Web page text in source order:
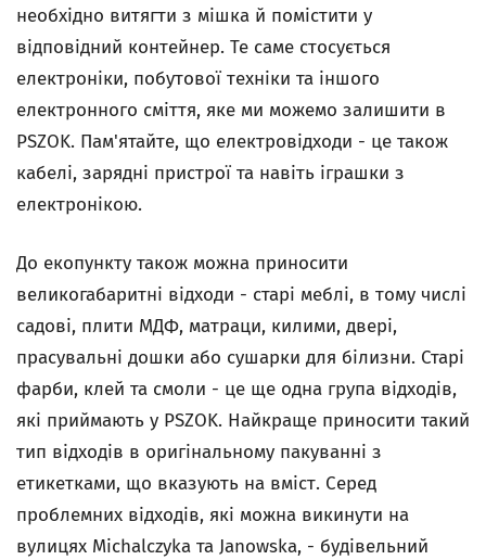
необхідно витягти з мішка й помістити у
відповідний контейнер. Те саме стосується
електроніки, побутової техніки та іншого
електронного сміття, яке ми можемо залишити в
PSZOK. Пам'ятайте, що електровідходи - це також
кабелі, зарядні пристрої та навіть іграшки з
електронікою.
До екопункту також можна приносити
великогабаритні відходи - старі меблі, в тому числі
садові, плити МДФ, матраци, килими, двері,
прасувальні дошки або сушарки для білизни. Старі
фарби, клей та смоли - це ще одна група відходів,
які приймають у PSZOK. Найкраще приносити такий
тип відходів в оригінальному пакуванні з
етикетками, що вказують на вміст. Серед
проблемних відходів, які можна викинути на
вулицях Michalczyka та Janowska, - будівельний